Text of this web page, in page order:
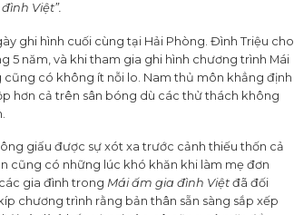
Việt”.
ghi hình cuối cùng tại Hải Phòng. Đình Triệu cho
5 năm, và khi tham gia ghi hình chương trình Mái
cũng có không ít nỗi lo. Nam thủ môn khẳng định
hơn cả trên sân bóng dù các thử thách không
giấu được sự xót xa trước cảnh thiếu thốn cả
cũng có những lúc khó khăn khi làm mẹ đơn
gia đình trong Mái ấm gia đình Việt đã đối
chương trình rằng bản thân sẵn sàng sắp xếp